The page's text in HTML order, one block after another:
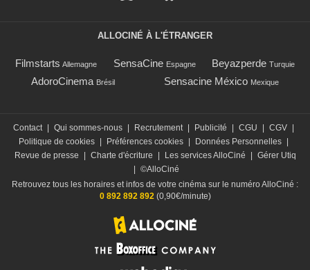
ALLOCINÉ À L'ÉTRANGER
Filmstarts Allemagne SensaCine Espagne Beyazperde Turquie
AdoroCinema Brésil Sensacine México Mexique
Contact Qui sommes-nous Recrutement Publicité CGU CGV
Politique de cookies
Préférences cookies Données Personnelles
Revue de presse
Charte d'écriture Les services AlloCiné
Gérer Utiq
©AlloCiné
Retrouvez tous les horaires et infos de votre cinéma sur le numéro AlloCiné :
0 892 892 892(0,90€/minute)